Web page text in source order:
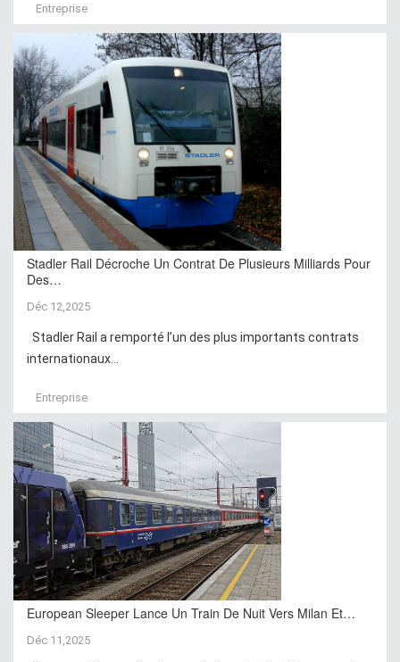
Entreprise
Stadler Rail Décroche Un Contrat De Plusieurs Milliards Pour
Des…
Déc 12,2025
Stadler Rail a remporté l’un des plus importants contrats
internationaux...
Entreprise
European Sleeper Lance Un Train De Nuit Vers Milan Et…
Déc 11,2025